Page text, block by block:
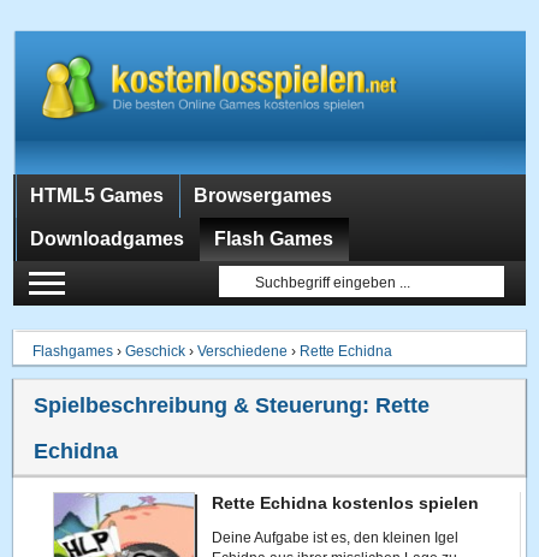
HTML5 Games Browsergames
Downloadgames Flash Games
Flashgames ›Geschick ›Verschiedene › Rette Echidna
Spielbeschreibung & Steuerung: Rette
Echidna
Rette Echidna kostenlos spielen
Deine Aufgabe ist es, den kleinen Igel